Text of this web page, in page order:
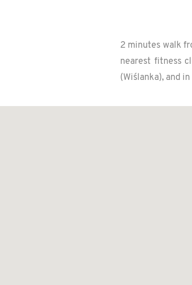
2 min­utes walk
near­est fit­ness
(Wiślanka), and